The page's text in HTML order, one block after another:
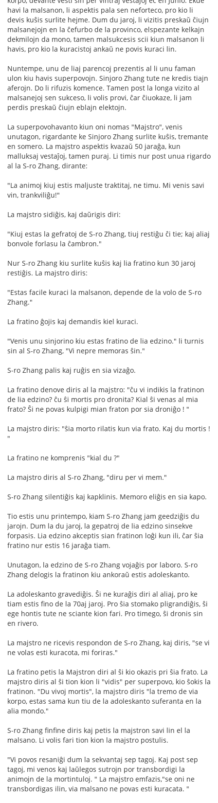
havi la malsanon, li aspektis pala sen neforteco, pro kio li
devis kuŝis surlite hejme. Dum du jaroj, li vizitis preskaŭ ĉiujn
malsanejojn en la ĉefurbo de la provinco, elspezante kelkajn
dekmilojn da mono, tamen malsukcesis scii kiun malsanon li
havis, pro kio la kuracistoj ankaŭ ne povis kuraci lin.
Nuntempe, unu de liaj parencoj prezentis al li unu faman
ulon kiu havis superpovojn. Sinjoro Zhang tute ne kredis tiajn
aferojn. Do li rifuzis komence. Tamen post la longa vizito al
malsanejoj sen sukceso, li volis provi, ĉar ĉiuokaze, li jam
perdis preskaŭ ĉiujn eblajn elektojn.
La superpovohavanto kiun oni nomas "Majstro", venis
unutagon, rigardante ke Sinjoro Zhang surlite kuŝis, tremante
en somero. La majstro aspektis kvazaŭ 50 jaraĝa, kun
malluksaj vestaĵoj, tamen puraj. Li timis nur post unua rigardo
al la S-ro Zhang, dirante:
"La animoj kiuj estis maljuste traktitaj, ne timu. Mi venis savi
vin, trankviliĝu!"
La majstro sidiĝis, kaj daŭrigis diri:
"Kiuj estas la gefratoj de S-ro Zhang, tiuj restiĝu ĉi tie; kaj aliaj
bonvole forlasu la ĉambron."
Nur S-ro Zhang kiu surlite kuŝis kaj lia fratino kun 30 jaroj
restiĝis. La majstro diris:
"Estas facile kuraci la malsanon, depende de la volo de S-ro
Zhang."
La fratino ĝojis kaj demandis kiel kuraci.
"Venis unu sinjorino kiu estas fratino de lia edzino." li turnis
sin al S-ro Zhang, "Vi nepre memoras ŝin."
S-ro Zhang palis kaj ruĝis en sia vizaĝo.
La fratino denove diris al la majstro: "ĉu vi indikis la fratinon
de lia edzino? ĉu ŝi mortis pro dronita? Kial ŝi venas al mia
frato? Ŝi ne povas kulpigi mian fraton por sia droniĝo ! "
La majstro diris: "ŝia morto rilatis kun via frato. Kaj du mortis !
"
La fratino ne komprenis "kial du ?"
La majstro diris al S-ro Zhang, "diru per vi mem."
S-ro Zhang silentiĝis kaj kapklinis. Memoro eliĝis en sia kapo.
Tio estis unu printempo, kiam S-ro Zhang jam geedziĝis du
jarojn. Dum la du jaroj, la gepatroj de lia edzino sinsekve
forpasis. Lia edzino akceptis sian fratinon loĝi kun ili, ĉar ŝia
fratino nur estis 16 jaraĝa tiam.
Unutagon, la edzino de S-ro Zhang vojaĝis por laboro. S-ro
Zhang delogis la fratinon kiu ankoraŭ estis adoleskanto.
La adoleskanto gravediĝis. Ŝi ne kuraĝis diri al aliaj, pro ke
tiam estis fino de la 70aj jaroj. Pro ŝia stomako pligrandiĝis, ŝi
ege hontis tute ne sciante kion fari. Pro timego, ŝi dronis sin
en rivero.
La majstro ne ricevis respondon de S-ro Zhang, kaj diris, "se vi
ne volas esti kuracota, mi foriras."
La fratino petis la Majstron diri al ŝi kio okazis pri ŝia frato. La
majstro diris al ŝi tion kion li "vidis" per superpovo, kio ŝokis la
fratinon. "Du vivoj mortis", la majstro diris "la tremo de via
korpo, estas sama kun tiu de la adoleskanto suferanta en la
alia mondo."
S-ro Zhang finfine diris kaj petis la majstron savi lin el la
malsano. Li volis fari tion kion la majstro postulis.
"Vi povos resaniĝi dum la sekvantaj sep tagoj. Kaj post sep
tagoj, mi venos kaj laŭlegos sutrojn por transbordigi la
animojn de la mortintuloj. " La majstro emfazis,"se oni ne
transbordigas ilin, via malsano ne povas esti kuracata. "